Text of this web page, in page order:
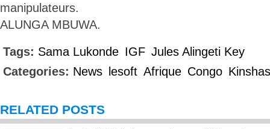
manipulateurs.
ALUNGA MBUWA.
Tags: Sama Lukonde IGF Jules Alingeti Key
Categories: News lesoft Afrique Congo
RELATED POSTS